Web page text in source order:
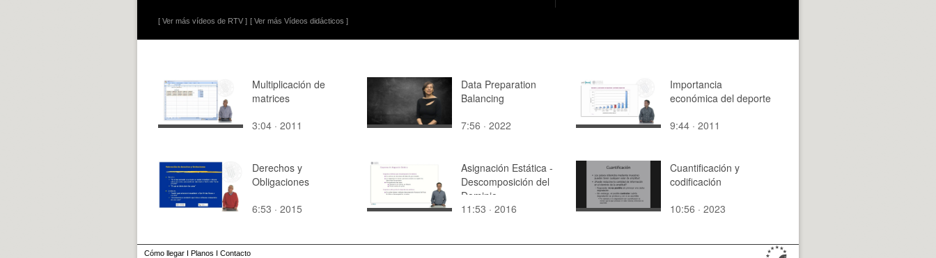
[ Ver más vídeos de RTV ] [ Ver más Vídeos didácticos ]
Multiplicación de
matrices
3:04 · 2011
Data Preparation
Balancing
7:56 · 2022
Importancia
económica del deporte
9:44 · 2011
Derechos y
Obligaciones
6:53 · 2015
Asignación Estática -
Descomposición del
Dominio
11:53 · 2016
Cuantificación y
codificación
10:56 · 2023
Cómo llegar I Planos I Contacto